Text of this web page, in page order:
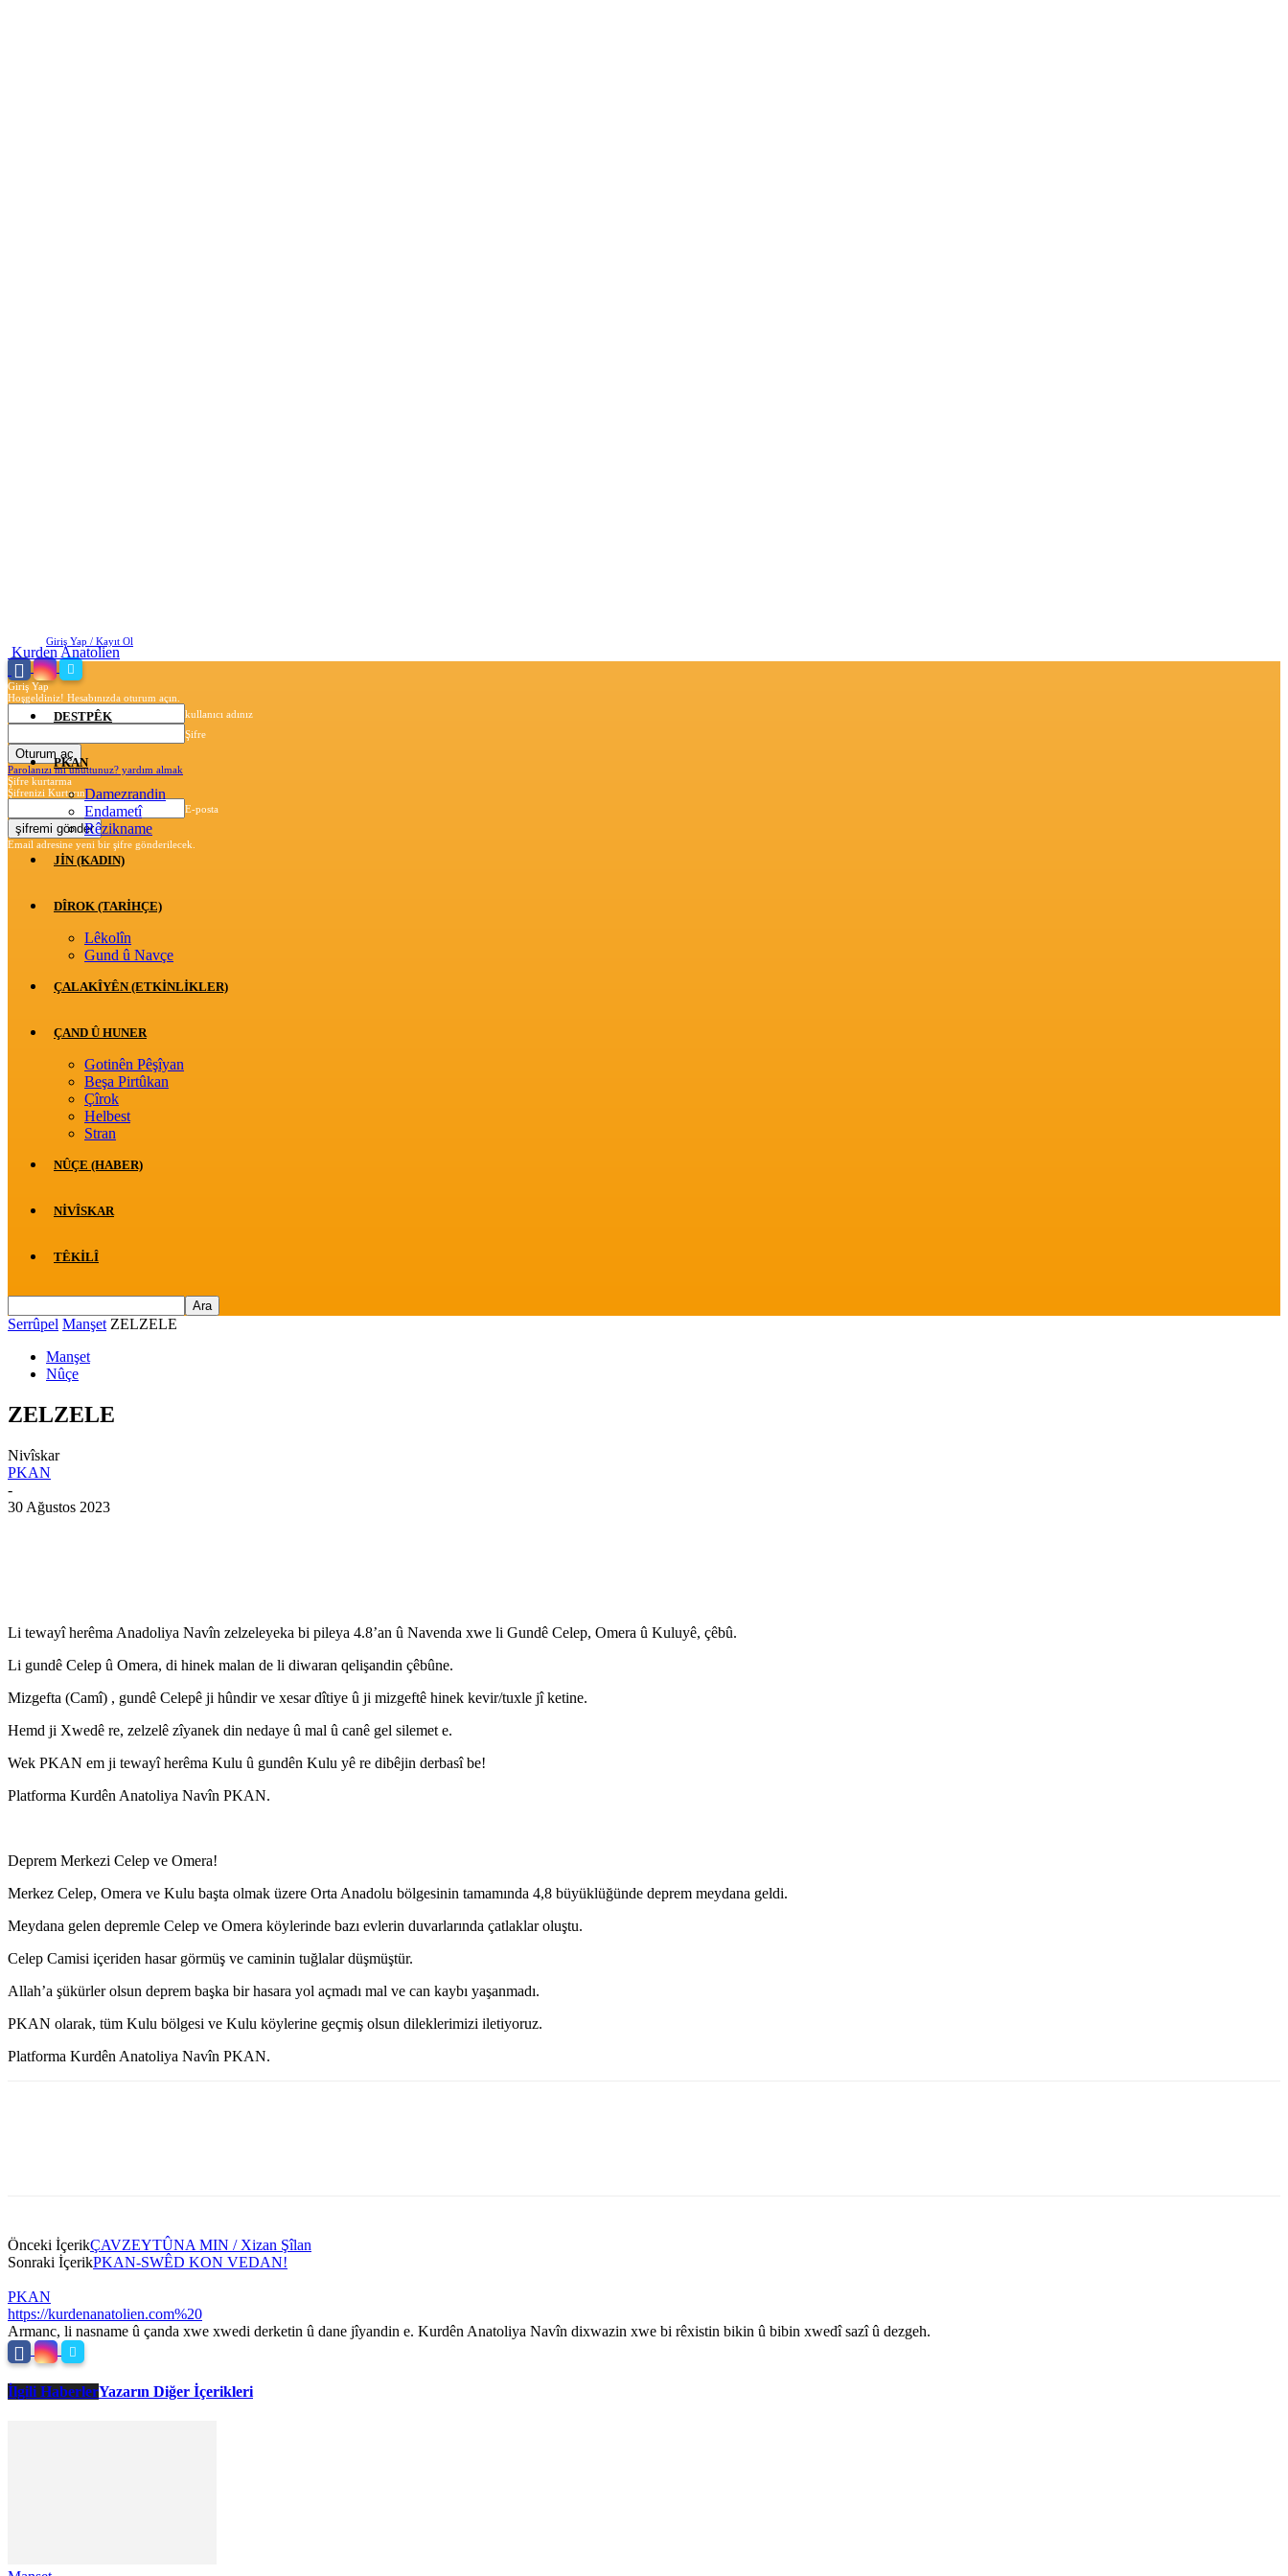
Giriş Yap / Kayıt Ol
Giriş Yap
Hoşgeldiniz! Hesabınızda oturum açın.
kullanıcı adınız
Şifre
Parolanızı mı unuttunuz? yardım almak
Şifre kurtarma
Şifrenizi Kurtarın
E-posta
Email adresine yeni bir şifre gönderilecek.
Kurden Anatolien
DESTPÊK
PKAN
Damezrandin
Endametî
Rêzikname
JİN (KADIN)
DÎROK (TARİHÇE)
Lêkolîn
Gund û Navçe
ÇALAKÎYÊN (ETKINLIKLER)
ÇAND Û HUNER
Gotinên Pêşîyan
Beşa Pirtûkan
Çîrok
Helbest
Stran
NÛÇE (HABER)
NIVÎSKAR
TÊKILÎ
Serrûpel Manşet ZELZELE
Manşet
Nûçe
ZELZELE
Nivîskar
PKAN
-
30 Ağustos 2023
Li tewayî herêma Anadoliya Navîn zelzeleyeka bi pileya 4.8’an û Navenda xwe li Gundê Celep, Omera û Kuluyê, çêbû.
Li gundê Celep û Omera, di hinek malan de li diwaran qelişandin çêbûne.
Mizgefta (Camî) , gundê Celepê ji hûndir ve xesar dîtiye û ji mizgeftê hinek kevir/tuxle jî ketine.
Hemd ji Xwedê re, zelzelê zîyanek din nedaye û mal û canê gel silemet e.
Wek PKAN em ji tewayî herêma Kulu û gundên Kulu yê re dibêjin derbasî be!
Platforma Kurdên Anatoliya Navîn PKAN.
Deprem Merkezi Celep ve Omera!
Merkez Celep, Omera ve Kulu başta olmak üzere Orta Anadolu bölgesinin tamamında 4,8 büyüklüğünde deprem meydana geldi.
Meydana gelen depremle Celep ve Omera köylerinde bazı evlerin duvarlarında çatlaklar oluştu.
Celep Camisi içeriden hasar görmüş ve caminin tuğlalar düşmüştür.
Allah’a şükürler olsun deprem başka bir hasara yol açmadı mal ve can kaybı yaşanmadı.
PKAN olarak, tüm Kulu bölgesi ve Kulu köylerine geçmiş olsun dileklerimizi iletiyoruz.
Platforma Kurdên Anatoliya Navîn PKAN.
Önceki İçerikÇAVZEYTÛNA MIN / Xizan Şîlan
Sonraki İçerikPKAN-SWÊD KON VEDAN!
PKAN
https://kurdenanatolien.com%20
Armanc, li nasname û çanda xwe xwedi derketin û dane jîyandin e. Kurdên Anatoliya Navîn dixwazin xwe bi rêxistin bikin û bibin xwedî sazî û dezgeh.
İlgili HaberlerYazarın Diğer İçerikleri